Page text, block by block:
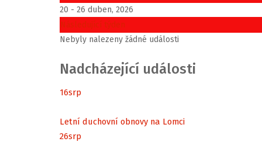
20 - 26 duben, 2026
Následující týden
Nebyly nalezeny žádné události
Nadcházející události
16srp
Letní duchovní obnovy na Lomci
26srp